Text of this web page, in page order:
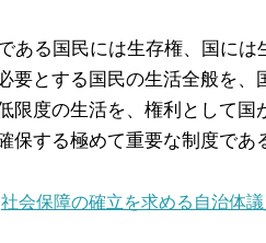
ある国民には生存権、国には
要とする国民の生活全般を、
限度の生活を、権利として国
する極めて重要な制度であ
社会保障の確立を求める自治体議